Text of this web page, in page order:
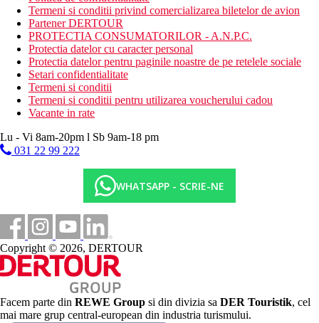
Termeni si conditii privind comercializarea biletelor de avion
Partener DERTOUR
PROTECTIA CONSUMATORILOR - A.N.P.C.
Protectia datelor cu caracter personal
Protectia datelor pentru paginile noastre de pe retelele sociale
Setari confidentialitate
Termeni si conditii
Termeni si conditii pentru utilizarea voucherului cadou
Vacante in rate
Lu - Vi 8am-20pm l Sb 9am-18 pm
031 22 99 222
WHATSAPP - SCRIE-NE
Copyright © 2026, DERTOUR
Facem parte din REWE Group si din divizia sa DER Touristik, cel
mai mare grup central-european din industria turismului.